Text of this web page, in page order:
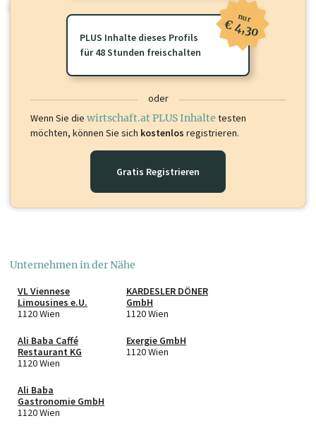
oder loggen Sie sich ein um diese Inhalte zu sehen.
PLUS Inhalte dieses Profils
für 48 Stunden freischalten
nur
€ 4,30
oder
Wenn Sie die wirtschaft.at PLUS Inhalte testen
möchten, können Sie sich kostenlos registrieren.
Gratis Registrieren
Unternehmen in der Nähe
VL Viennese
Limousines e.U.
1120 Wien
KARDESLER DÖNER
GmbH
1120 Wien
Ali Baba Caffé
Restaurant KG
1120 Wien
Exergie GmbH
1120 Wien
Ali Baba
Gastronomie GmbH
1120 Wien